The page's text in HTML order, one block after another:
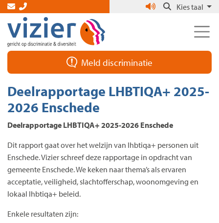
Skip
the
content
Kies taal
Meld discriminatie
Deelrapportage LHBTIQA+ 2025-
2026 Enschede
Deelrapportage LHBTIQA+ 2025-2026 Enschede
Dit rapport gaat over het welzijn van lhbtiqa+ personen uit
Enschede. Vizier schreef deze rapportage in opdracht van
gemeente Enschede. We keken naar thema’s als ervaren
acceptatie, veiligheid, slachtofferschap, woonomgeving en
lokaal lhbtiqa+ beleid.
Enkele resultaten zijn: